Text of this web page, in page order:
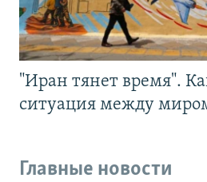
"Иран тянет время".
ситуация между
Главные новости